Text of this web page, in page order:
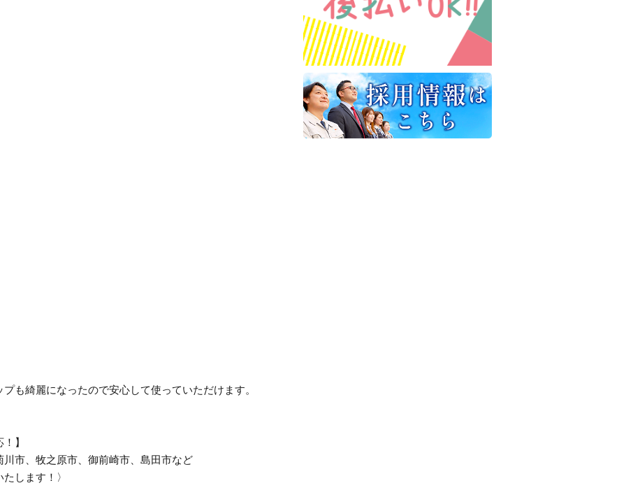
も綺麗になったので安心して使っていただけます。
】
市、牧之原市、御前崎市、島田市など
します！〉